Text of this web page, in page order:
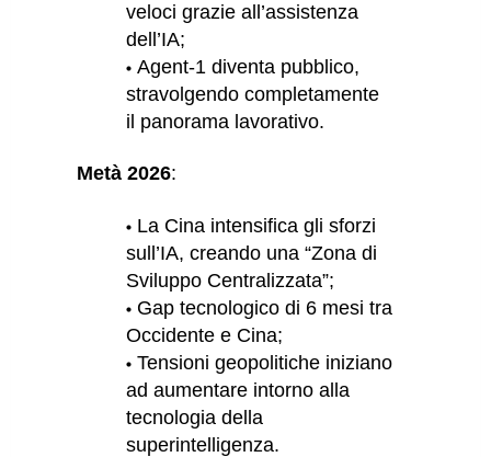
veloci grazie all’assistenza
dell’IA;
Agent-1 diventa pubblico,
stravolgendo completamente
il panorama lavorativo.
Metà 2026:
La Cina intensifica gli sforzi
sull’IA, creando una “Zona di
Sviluppo Centralizzata”;
Gap tecnologico di 6 mesi tra
Occidente e Cina;
Tensioni geopolitiche iniziano
ad aumentare intorno alla
tecnologia della
superintelligenza.